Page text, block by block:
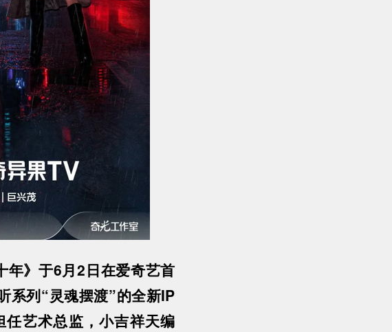
年》于6月2日在爱奇艺首
系列“灵魂摆渡”的全新IP
艺术总监，小吉祥天编